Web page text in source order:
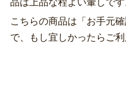
こちらの商品は「お手元
で、もし宜しかったらご利